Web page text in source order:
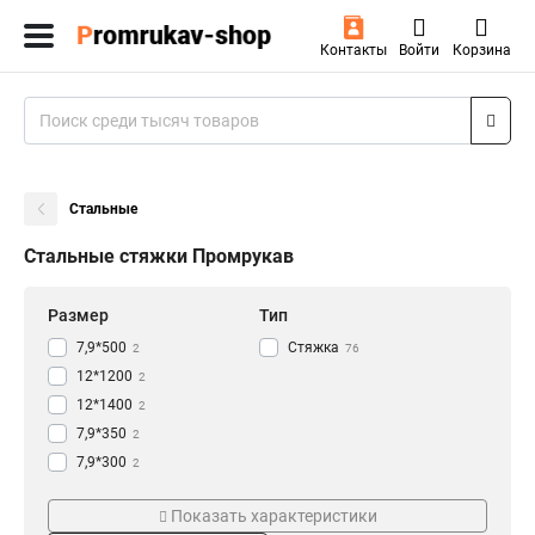
Контакты Войти Корзина
Стальные
Стальные стяжки Промрукав
Размер
7,9*500 2
12*1200 2
12*1400 2
7,9*350 2
7,9*300 2
Тип
Стяжка 76
76 СКС-2 20
Показать характеристики